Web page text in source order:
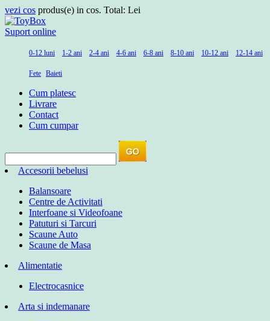
vezi cos produs(e) in cos. Total: Lei
Suport online
0-12 luni 1-2 ani 2-4 ani 4-6 ani 6-8 ani 8-10 ani 10-12 ani 12-14 ani
Fete Baieti
Cum platesc
Livrare
Contact
Cum cumpar
Accesorii bebelusi
Balansoare
Centre de Activitati
Interfoane si Videofoane
Patuturi si Tarcuri
Scaune Auto
Scaune de Masa
Alimentatie
Electrocasnice
Arta si indemanare